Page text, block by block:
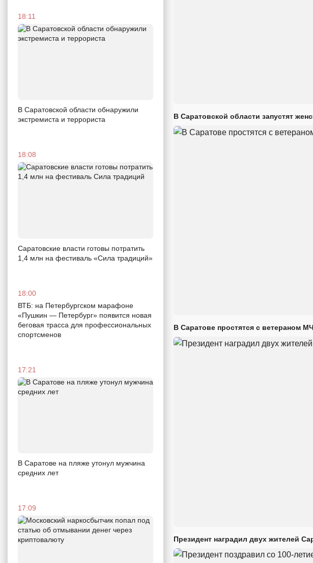
18:11
В Саратовской области обнаружили
экстремиста и террориста
18:08
Саратовские власти готовы потратить
1,4 млн на фестиваль «Сила традиций»
18:00
ВТБ: на Петербургском марафоне
«Пушкин — Петербург» появится новая
беговая трасса для профессиональных
спортсменов
17:21
В Саратове на пляже утонул мужчина
средних лет
17:09
В Саратовской области запустят
В Саратове простятся с ветераном
Президент наградил двух жителей